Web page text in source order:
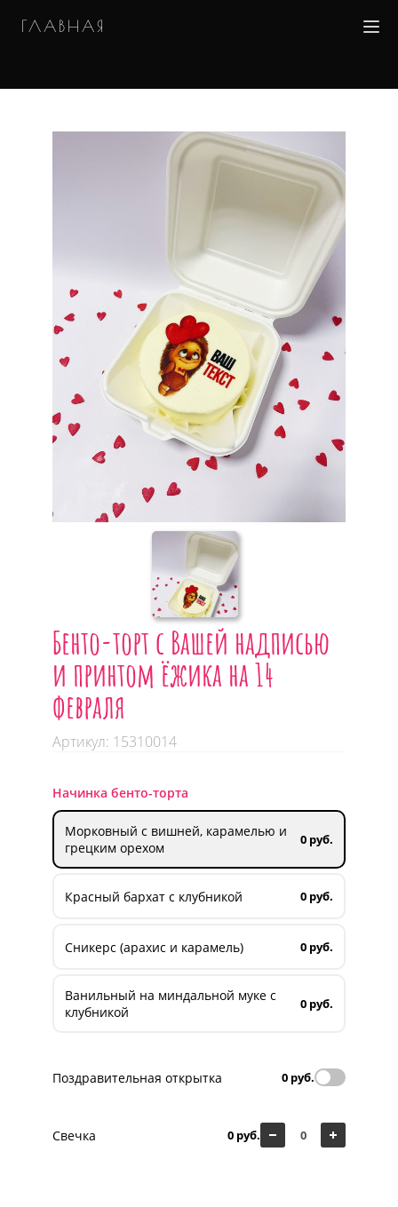
ГЛАВНАЯ
Бенто-торт c Вашей надписью
и принтом ёжика на 14
февраля
Артикул: 15310014
Начинка бенто-торта
Морковный с вишней, карамелью и
грецким орехом
0 руб.
Красный бархат с клубникой 0 руб.
Сникерс (арахис и карамель) 0 руб.
Ванильный на миндальной муке с
клубникой
0 руб.
Поздравительная открытка 0 руб.
Свечка 0 руб.